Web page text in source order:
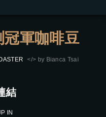
冠軍咖啡豆
</> by Bianca Tsai
結
IN